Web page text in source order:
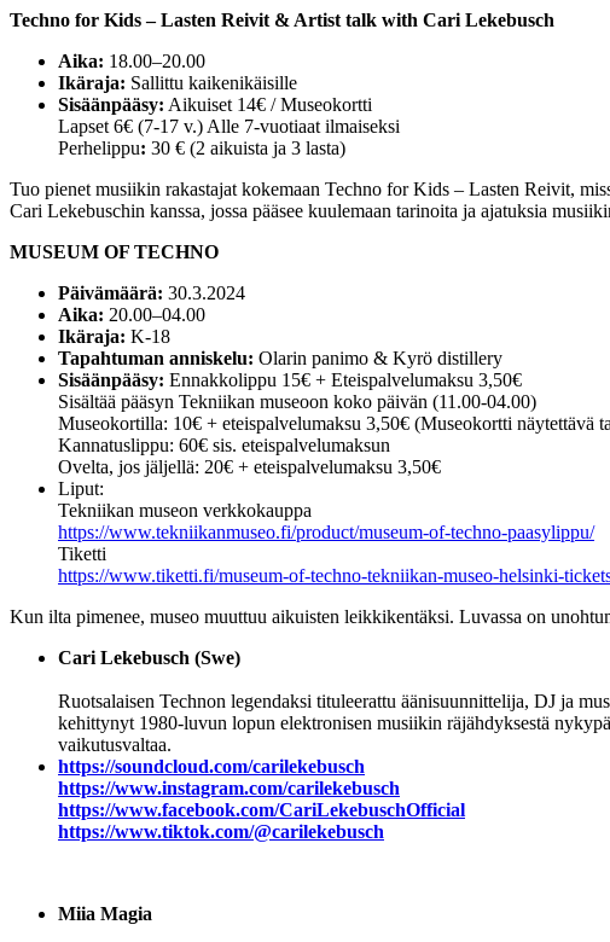
Techno for Kids – Lasten Reivit & Artist talk with Cari Lekebusch
Aika: 18.00–20.00
Ikäraja: Sallittu kaikenikäisille
Sisäänpääsy: Aikuiset 14€ / Museokortti
Lapset 6€ (7-17 v.) Alle 7-vuotiaat ilmaiseksi
Perhelippu: 30 € (2 aikuista ja 3 lasta)
Tuo pienet musiikin rakastajat kokemaan Techno for Kids – Lasten Reivit,
Cari Lekebuschin kanssa, jossa pääsee kuulemaan tarinoita ja ajatuksia
MUSEUM OF TECHNO
Päivämäärä: 30.3.2024
Aika: 20.00–04.00
Ikäraja: K-18
Tapahtuman anniskelu: Olarin panimo & Kyrö distillery
Sisäänpääsy: Ennakkolippu 15€ + Eteispalvelumaksu 3,50€
Sisältää pääsyn Tekniikan museoon koko päivän (11.00-04.00)
Museokortilla: 10€ + eteispalvelumaksu 3,50€ (Museokortti näytettävä
Kannatuslippu: 60€ sis. eteispalvelumaksun
Ovelta, jos jäljellä: 20€ + eteispalvelumaksu 3,50€
Liput:
Tekniikan museon verkkokauppa
https://www.tekniikanmuseo.fi/product/museum-of-techno-paasylippu/
Tiketti
https://www.tiketti.fi/museum-of-techno-tekniikan-museo-helsinki-
Kun ilta pimenee, museo muuttuu aikuisten leikkikentäksi. Luvassa on
Cari Lekebusch (Swe)
Ruotsalaisen Technon legendaksi tituleerattu äänisuunnittelija, DJ ja
kehittynyt 1980-luvun lopun elektronisen musiikin räjähdyksestä
vaikutusvaltaa.
https://soundcloud.com/carilekebusch
https://www.instagram.com/carilekebusch
https://www.facebook.com/CariLekebuschOfficial
https://www.tiktok.com/@carilekebusch
Miia Magia